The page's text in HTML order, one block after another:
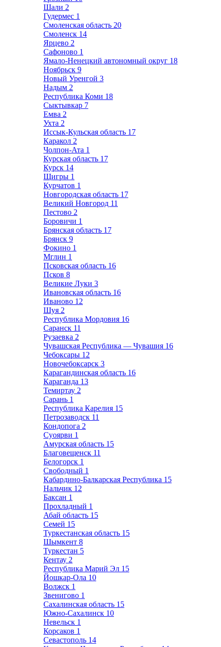
Шали 2
Гудермес 1
Смоленская область 20
Смоленск 14
Ярцево 2
Сафоново 1
Ямало-Ненецкий автономный округ 18
Ноябрьск 9
Новый Уренгой 3
Надым 2
Республика Коми 18
Сыктывкар 7
Емва 2
Ухта 2
Иссык-Кульская область 17
Каракол 2
Чолпон-Ата 1
Курская область 17
Курск 14
Щигры 1
Курчатов 1
Новгородская область 17
Великий Новгород 11
Пестово 2
Боровичи 1
Брянская область 17
Брянск 9
Фокино 1
Мглин 1
Псковская область 16
Псков 8
Великие Луки 3
Ивановская область 16
Иваново 12
Шуя 2
Республика Мордовия 16
Саранск 11
Рузаевка 2
Чувашская Республика — Чувашия 16
Чебоксары 12
Новочебоксарск 3
Карагандинская область 16
Караганда 13
Темиртау 2
Сарань 1
Республика Карелия 15
Петрозаводск 11
Кондопога 2
Суоярви 1
Амурская область 15
Благовещенск 11
Белогорск 1
Свободный 1
Кабардино-Балкарская Республика 15
Нальчик 12
Баксан 1
Прохладный 1
Абай область 15
Семей 15
Туркестанская область 15
Шымкент 8
Туркестан 5
Кентау 2
Республика Марий Эл 15
Йошкар-Ола 10
Волжск 1
Звенигово 1
Сахалинская область 15
Южно-Сахалинск 10
Невельск 1
Корсаков 1
Севастополь 14